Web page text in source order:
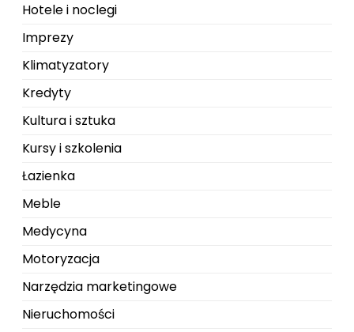
Hotele i noclegi
Imprezy
Klimatyzatory
Kredyty
Kultura i sztuka
Kursy i szkolenia
Łazienka
Meble
Medycyna
Motoryzacja
Narzędzia marketingowe
Nieruchomości